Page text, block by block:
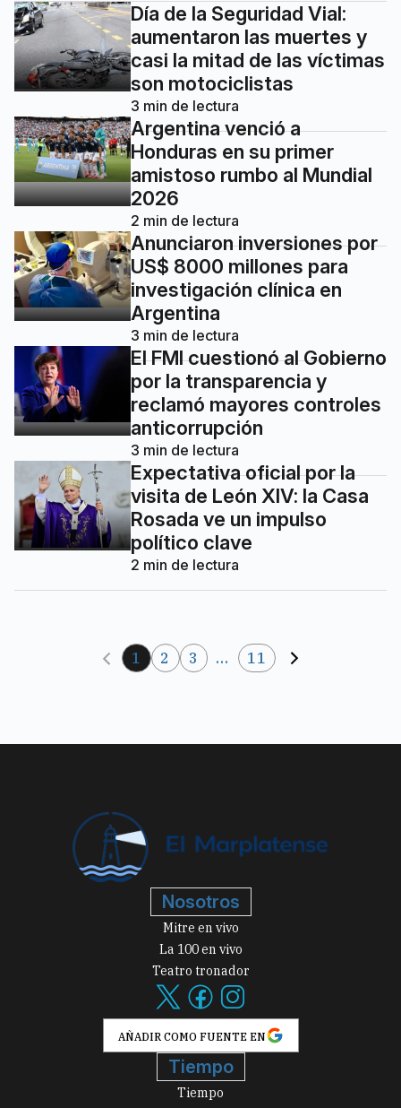
Día de la Seguridad Vial:
aumentaron las muertes y
casi la mitad de las víctimas
son motociclistas
3 min de lectura
Argentina venció a
Honduras en su primer
amistoso rumbo al Mundial
2026
2 min de lectura
Anunciaron inversiones por
US$ 8000 millones para
investigación clínica en
Argentina
3 min de lectura
El FMI cuestionó al Gobierno
por la transparencia y
reclamó mayores controles
anticorrupción
3 min de lectura
Expectativa oficial por la
visita de León XIV: la Casa
Rosada ve un impulso
político clave
2 min de lectura
1 2 3 ... 11
Nosotros
Mitre en vivo
La 100 en vivo
Teatro tronador
AÑADIR COMO FUENTE EN
Tiempo
Tiempo